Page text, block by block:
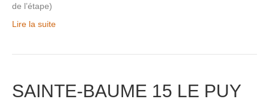
de l’étape)
Lire la suite
SAINTE-BAUME 15 LE PUY